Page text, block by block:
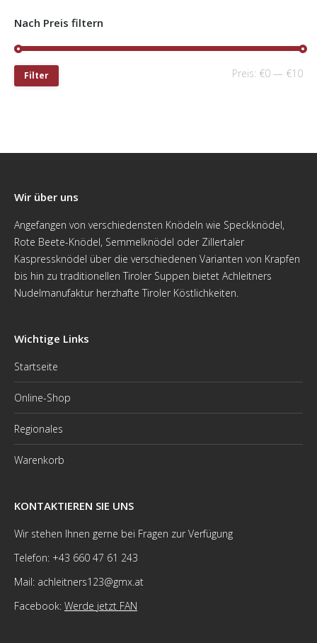
Nach Preis filtern
Filter Preis: €0 — €10
Wir über uns
Angefangen von verschiedensten Knödeln wie Speckknödel,
Rote Beete-Knödel, Semmelknödel oder Zillertaler
Kaspressknödel über die verschiedenen Varianten von Krapfen
bis hin zu traditionellen Tiroler Suppen bietet Achleitners
Nudelmanufaktur herzhafte Tiroler Köstlichkeiten.
Wichtige Links
Startseite
Online-Shop
Regionales
Warenkorb
KONTAKTIEREN SIE UNS
Wir stehen Ihnen gerne bei Fragen zur Verfügung
Telefon: +43 660 47 61 243
Mail: achleitners123@gmx.at
Facebook: Werde jetzt FAN